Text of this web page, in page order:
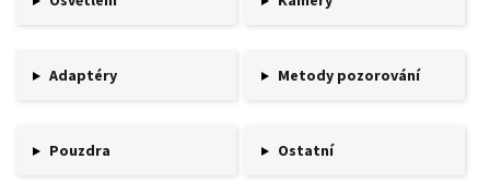
Adaptéry Metody pozorování
Pouzdra Ostatní